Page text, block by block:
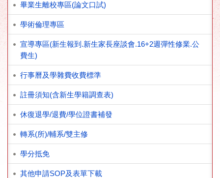
畢業生離校專區(論文口試)
學術倫理專區
宣導專區(新生報到.新生家長座談會.16+2週彈性修業.公
費生)
行事曆及學雜費收費標準
註冊須知(含新生學籍調查表)
休復退學/退費/學位證書補發
轉系(所)/輔系/雙主修
學分抵免
其他申請SOP及表單下載